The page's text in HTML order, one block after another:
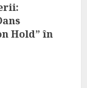
Hold” în